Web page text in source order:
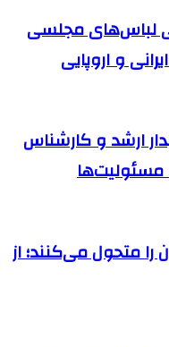
لباس‌های مجلسی
و اروپایی
ارشد و کارشناس
مسئولیت‌ها
متحول می‌کنند؛ از